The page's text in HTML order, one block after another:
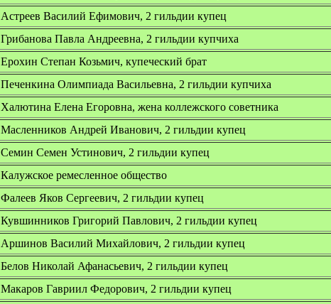
Астреев Василий Ефимович, 2 гильдии купец
Грибанова Павла Андреевна, 2 гильдии купчиха
Ерохин Степан Козьмич, купеческий брат
Печенкина Олимпиада Васильевна, 2 гильдии купчиха
Халютина Елена Егоровна, жена коллежского советника
Масленников Андрей Иванович, 2 гильдии купец
Семин Семен Устинович, 2 гильдии купец
Калужское ремесленное общество
Фалеев Яков Сергеевич, 2 гильдии купец
Кувшинников Григорий Павлович, 2 гильдии купец
Аршинов Василий Михайлович, 2 гильдии купец
Белов Николай Афанасьевич, 2 гильдии купец
Макаров Гавриил Федорович, 2 гильдии купец